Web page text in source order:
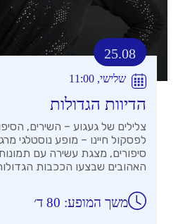
25.08
שלישי, 11:00
הדיוות הגדולות
צלילים של געגוע – השירים,
לפסקול חיינו – מופע נוסטלגי
סיפורים, מצגת עשירה עם
האהובים שבצעו הככבות
משך המופע: 80 ד׳